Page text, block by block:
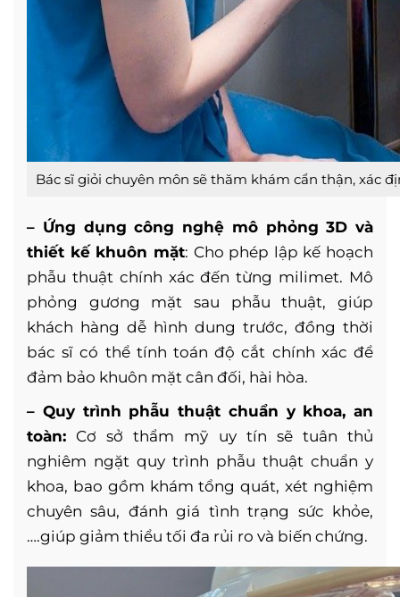
Bác sĩ giỏi chuyên môn sẽ thăm khám cẩn thận, xác
– Ứng dụng công nghệ mô phỏng 3D và
thiết kế khuôn mặt: Cho phép lập kế hoạch
phẫu thuật chính xác đến từng milimet. Mô
phỏng gương mặt sau phẫu thuật, giúp
khách hàng dễ hình dung trước, đồng thời
bác sĩ có thể tính toán độ cắt chính xác để
đảm bảo khuôn mặt cân đối, hài hòa.
– Quy trình phẫu thuật chuẩn y khoa, an
toàn: Cơ sở thẩm mỹ uy tín sẽ tuân thủ
nghiêm ngặt quy trình phẫu thuật chuẩn y
khoa, bao gồm khám tổng quát, xét nghiệm
chuyên sâu, đánh giá tình trạng sức khỏe,
….giúp giảm thiểu tối đa rủi ro và biến chứng.